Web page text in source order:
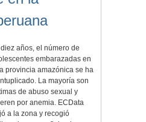
diez años, el número de
embarazadas en
provincia amazónica se ha
La mayoría son
de abuso sexual y
por anemia. ECData
a la zona y recogió